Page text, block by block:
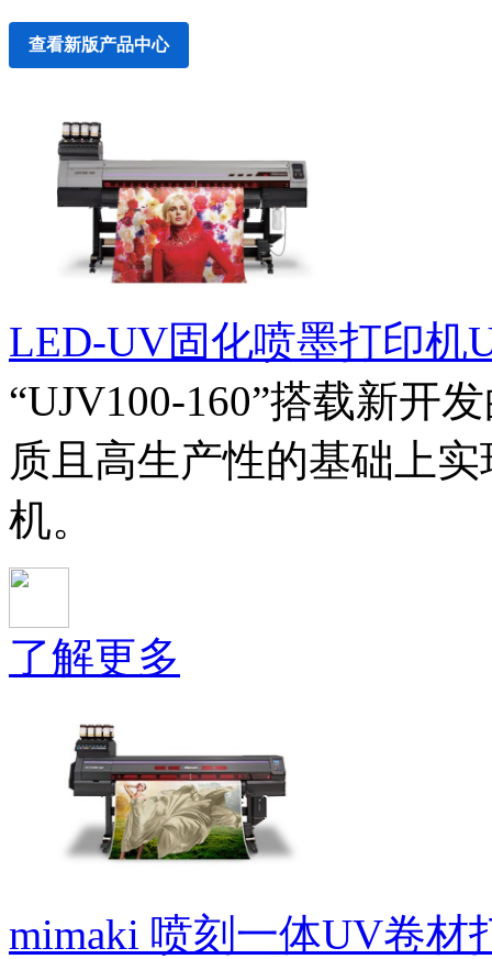
查看新版产品中心
LED-UV固化喷墨打印机
“UJV100-160”搭载新开
质且高生产性的基础上
机。
了解更多
mimaki 喷刻一体UV卷材